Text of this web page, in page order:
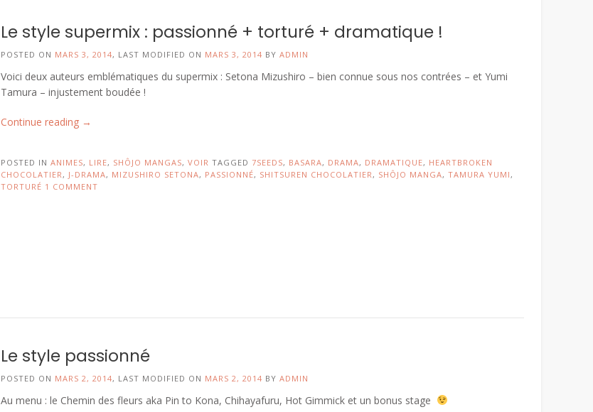
Le style supermix : passionné + torturé + dramatique !
POSTED ON MARS 3, 2014, LAST MODIFIED ON MARS 3, 2014 BY ADMIN
Voici deux auteurs emblématiques du supermix : Setona Mizushiro – bien connue sous nos contrées – et Yumi
Tamura – injustement boudée !
Continue reading « Le
:
passionné
→
POSTED IN ANIMES, LIRE, SHÔJO MANGAS, VOIR TAGGED 7SEEDS, BASARA, DRAMA, DRAMATIQUE, HEARTBROKEN
CHOCOLATIER, J-DRAMA, MIZUSHIRO SETONA, PASSIONNÉ, SHITSUREN CHOCOLATIER, SHÔJO MANGA, TAMURA YUMI,
TORTURÉ 1 COMMENT
Le style passionné
POSTED ON MARS 2, 2014, LAST MODIFIED ON MARS 2, 2014 BY ADMIN
Au menu : le Chemin des fleurs aka Pin to Kona, Chihayafuru, Hot Gimmick et un bonus stage